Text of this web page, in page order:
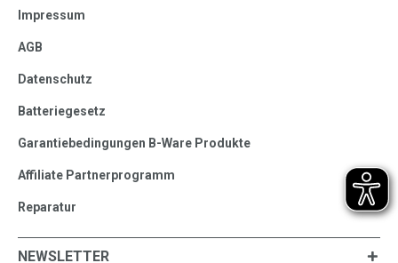
Impressum
AGB
Datenschutz
Batteriegesetz
Garantiebedingungen B-Ware Produkte
Affiliate Partnerprogramm
Reparatur
NEWSLETTER